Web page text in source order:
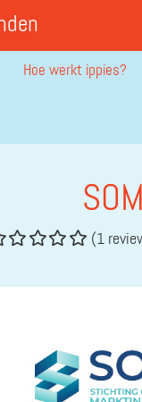
Hoe werkt ippies?
SOMI
(1